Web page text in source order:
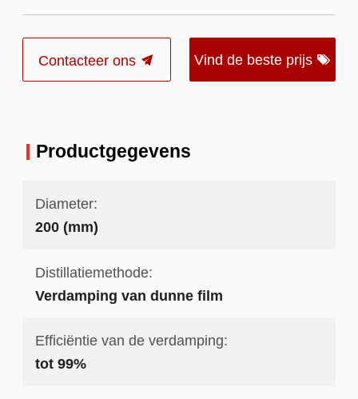
Contacteer ons Vind de beste prijs
Productgegevens
Diameter:
200 (mm)
Distillatiemethode:
Verdamping van dunne film
Efficiëntie van de verdamping:
tot 99%